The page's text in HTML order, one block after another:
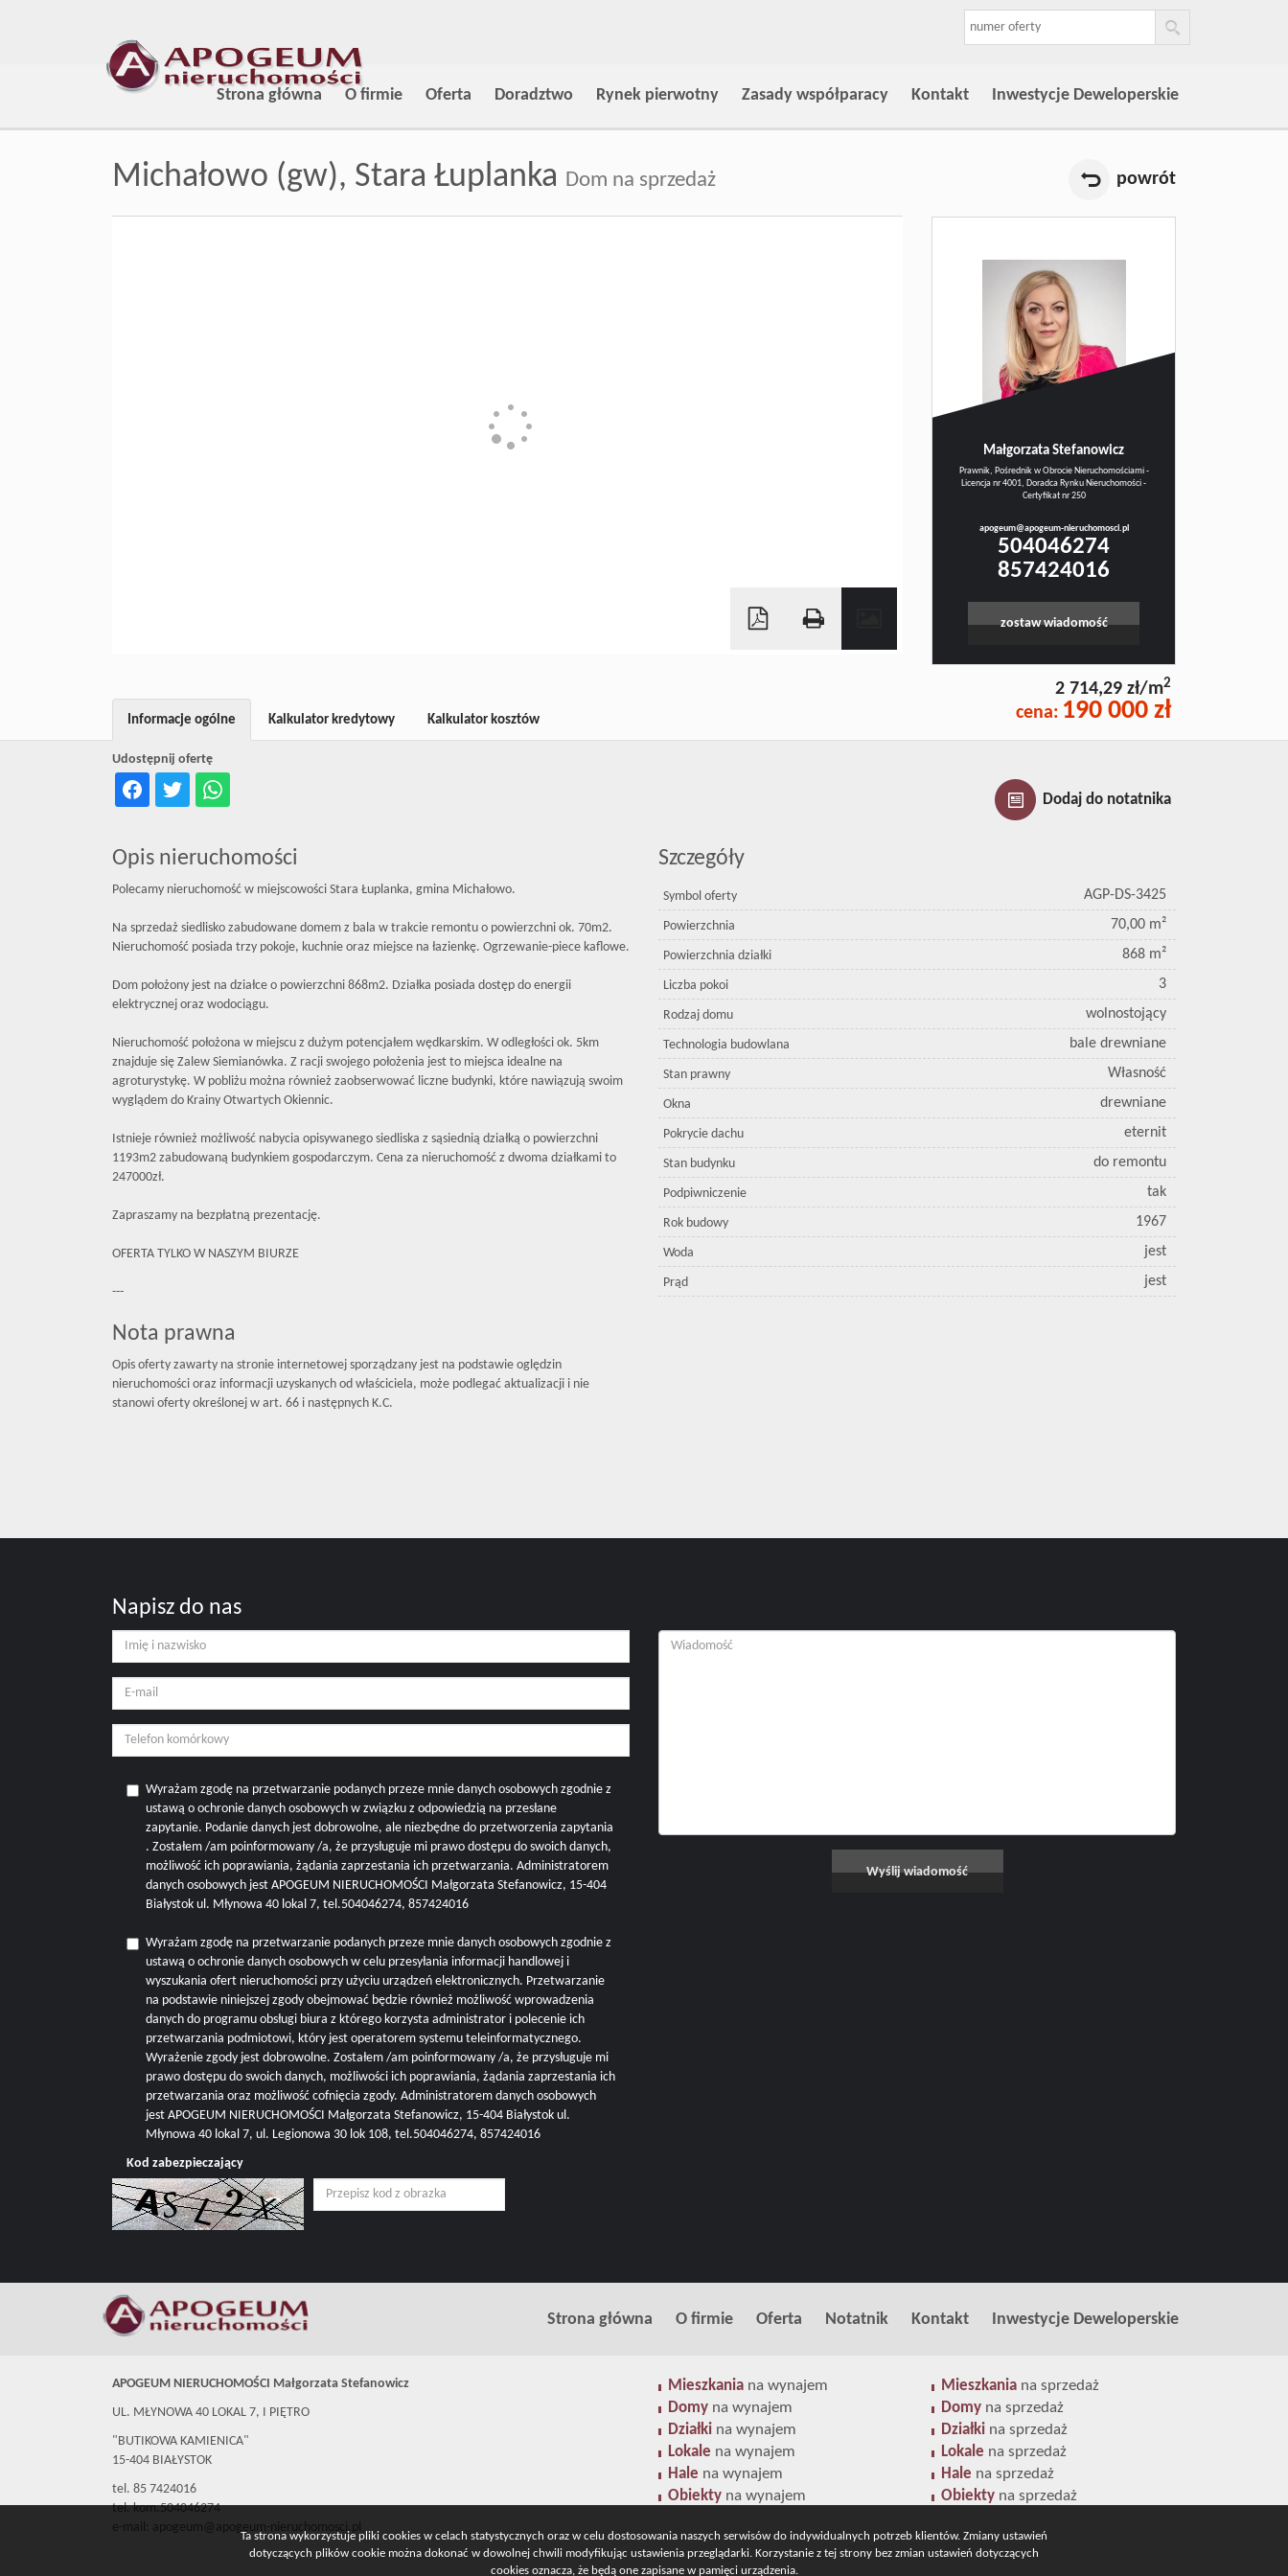
Strona główna O firmie Oferta Doradztwo Rynek pierwotny Zasady współparacy Kontakt Inwestycje Deweloperskie
Michałowo (gw), Stara Łuplanka Dom na sprzedaż powrót
Małgorzata Stefanowicz
Prawnik, Pośrednik w Obrocie Nieruchomościami -
Licencja nr 4001, Doradca Rynku Nieruchomości -
Certyfikat nr 250
apogeum@apogeum-nieruchomosci.pl
504046274
857424016
zostaw wiadomość
2 714,29 zł/m2
cena: 190 000 zł
Dodaj do notatnika
Udostępnij ofertę
Informacje ogólne Kalkulator kredytowy Kalkulator kosztów
Opis nieruchomości
Polecamy nieruchomość w miejscowości Stara Łuplanka, gmina Michałowo.
Na sprzedaż siedlisko zabudowane domem z bala w trakcie remontu o powierzchni ok. 70m2.
Nieruchomość posiada trzy pokoje, kuchnie oraz miejsce na łazienkę. Ogrzewanie-piece kaflowe.
Dom położony jest na działce o powierzchni 868m2. Działka posiada dostęp do energii
elektrycznej oraz wodociągu.
Nieruchomość położona w miejscu z dużym potencjałem wędkarskim. W odległości ok. 5km
znajduje się Zalew Siemianówka. Z racji swojego położenia jest to miejsca idealne na
agroturystykę. W pobliżu można również zaobserwować liczne budynki, które nawiązują swoim
wyglądem do Krainy Otwartych Okiennic.
Istnieje również możliwość nabycia opisywanego siedliska z sąsiednią działką o powierzchni
1193m2 zabudowaną budynkiem gospodarczym. Cena za nieruchomość z dwoma działkami to
247000zł.
Zapraszamy na bezpłatną prezentację.
OFERTA TYLKO W NASZYM BIURZE
---
Nota prawna
Opis oferty zawarty na stronie internetowej sporządzany jest na podstawie oględzin
nieruchomości oraz informacji uzyskanych od właściciela, może podlegać aktualizacji i nie
stanowi oferty określonej w art. 66 i następnych K.C.
Szczegóły
Symbol oferty AGP-DS-3425
Powierzchnia 70,00 m²
Powierzchnia działki 868 m²
Liczba pokoi 3
Rodzaj domu wolnostojący
Technologia budowlana bale drewniane
Stan prawny Własność
Okna drewniane
Pokrycie dachu eternit
Stan budynku do remontu
Podpiwniczenie tak
Rok budowy 1967
Woda jest
Prąd jest
Napisz do nas
Wyrażam zgodę na przetwarzanie podanych przeze mnie danych osobowych zgodnie z
ustawą o ochronie danych osobowych w związku z odpowiedzią na przesłane
zapytanie. Podanie danych jest dobrowolne, ale niezbędne do przetworzenia zapytania
. Zostałem /am poinformowany /a, że przysługuje mi prawo dostępu do swoich danych,
możliwość ich poprawiania, żądania zaprzestania ich przetwarzania. Administratorem
danych osobowych jest APOGEUM NIERUCHOMOŚCI Małgorzata Stefanowicz, 15-404
Białystok ul. Młynowa 40 lokal 7, tel.504046274, 857424016
Wyrażam zgodę na przetwarzanie podanych przeze mnie danych osobowych zgodnie z
ustawą o ochronie danych osobowych w celu przesyłania informacji handlowej i
wyszukania ofert nieruchomości przy użyciu urządzeń elektronicznych. Przetwarzanie
na podstawie niniejszej zgody obejmować będzie również możliwość wprowadzenia
danych do programu obsługi biura z którego korzysta administrator i polecenie ich
przetwarzania podmiotowi, który jest operatorem systemu teleinformatycznego.
Wyrażenie zgody jest dobrowolne. Zostałem /am poinformowany /a, że przysługuje mi
prawo dostępu do swoich danych, możliwości ich poprawiania, żądania zaprzestania ich
przetwarzania oraz możliwość cofnięcia zgody. Administratorem danych osobowych
jest APOGEUM NIERUCHOMOŚCI Małgorzata Stefanowicz, 15-404 Białystok ul.
Młynowa 40 lokal 7, ul. Legionowa 30 lok 108, tel.504046274, 857424016
Kod zabezpieczający
Strona główna O firmie Oferta Notatnik Kontakt Inwestycje Deweloperskie
APOGEUM NIERUCHOMOŚCI Małgorzata Stefanowicz
UL. MŁYNOWA 40 LOKAL 7, I PIĘTRO
"BUTIKOWA KAMIENICA"
15-404 BIAŁYSTOK
tel. 85 7424016
tel. kom.504046274
e-mail: apogeum@apogeum-nieruchomosci.pl
Mieszkania na wynajem
Domy na wynajem
Działki na wynajem
Lokale na wynajem
Hale na wynajem
Obiekty na wynajem
Mieszkania na sprzedaż
Domy na sprzedaż
Działki na sprzedaż
Lokale na sprzedaż
Hale na sprzedaż
Obiekty na sprzedaż
Ta strona wykorzystuje pliki cookies w celach statystycznych oraz w celu dostosowania naszych serwisów do indywidualnych potrzeb klientów. Zmiany ustawień
dotyczących plików cookie można dokonać w dowolnej chwili modyfikując ustawienia przeglądarki. Korzystanie z tej strony bez zmian ustawień dotyczących
cookies oznacza, że będą one zapisane w pamięci urządzenia.